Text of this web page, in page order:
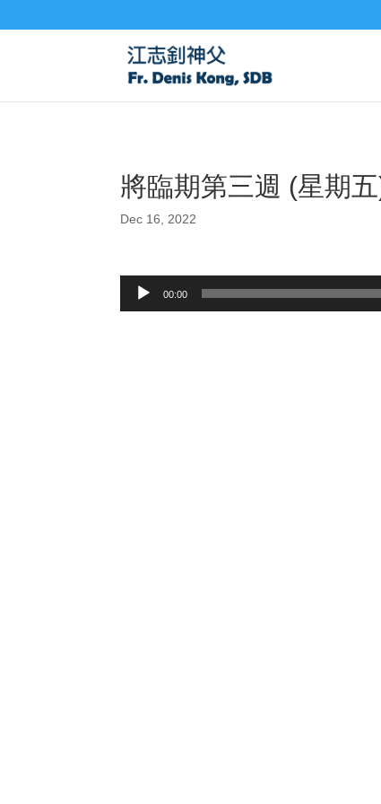
將臨期第三週 (星期
Dec 16, 2022
Audio
00:00